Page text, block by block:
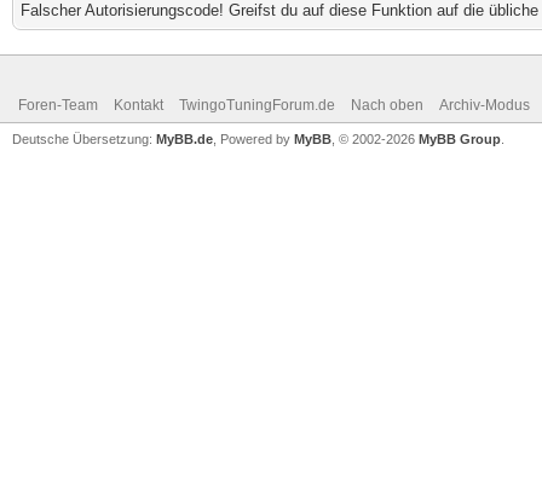
Falscher Autorisierungscode! Greifst du auf diese Funktion auf die
Foren-Team Kontakt TwingoTuningForum.de Nach oben Archiv-Modus
Deutsche Übersetzung: MyBB.de , Powered by MyBB , © 2002-2026 MyBB Group